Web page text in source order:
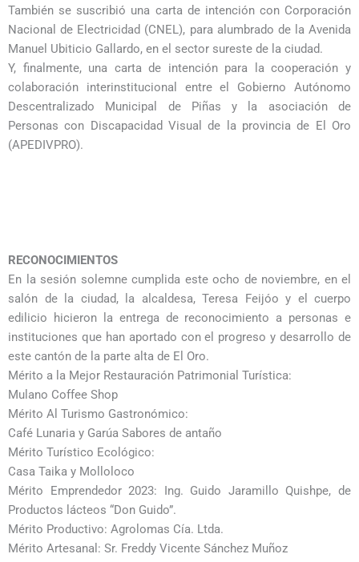
También se suscribió una carta de intención con Corporación
Nacional de Electricidad (CNEL), para alumbrado de la Avenida
Manuel Ubiticio Gallardo, en el sector sureste de la ciudad.
Y, finalmente, una carta de intención para la cooperación y
colaboración interinstitucional entre el Gobierno Autónomo
Descentralizado Municipal de Piñas y la asociación de
Personas con Discapacidad Visual de la provincia de El Oro
(APEDIVPRO).
RECONOCIMIENTOS
En la sesión solemne cumplida este ocho de noviembre, en el
salón de la ciudad, la alcaldesa, Teresa Feijóo y el cuerpo
edilicio hicieron la entrega de reconocimiento a personas e
instituciones que han aportado con el progreso y desarrollo de
este cantón de la parte alta de El Oro.
Mérito a la Mejor Restauración Patrimonial Turística:
Mulano Coffee Shop
Mérito Al Turismo Gastronómico:
Café Lunaria y Garúa Sabores de antaño
Mérito Turístico Ecológico:
Casa Taika y Molloloco
Mérito Emprendedor 2023: Ing. Guido Jaramillo Quishpe, de
Productos lácteos “Don Guido”.
Mérito Productivo: Agrolomas Cía. Ltda.
Mérito Artesanal: Sr. Freddy Vicente Sánchez Muñoz